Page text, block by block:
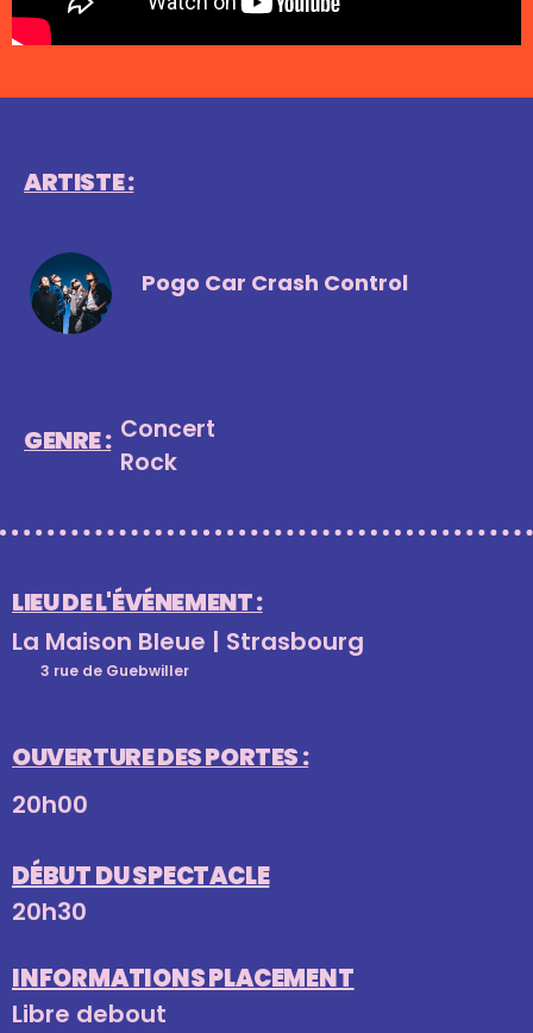
ARTISTE :
Pogo Car Crash Control
GENRE : Concert
Rock
LIEU DE L'ÉVÉNEMENT :
La Maison Bleue | Strasbourg
3 rue de Guebwiller
OUVERTURE DES PORTES :
20h00
DÉBUT DU SPECTACLE
20h30
INFORMATIONS PLACEMENT
Libre debout